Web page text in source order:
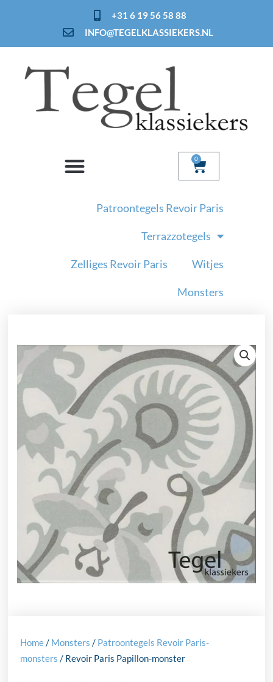
+31 6 19 56 58 88
INFO@TEGELKLASSIEKERS.NL
0
Patroontegels Revoir Paris
Terrazzotegels
Zelliges Revoir Paris Witjes
Monsters
Home/ Monsters / Patroontegels Revoir Paris-
monsters / Revoir Paris Papillon-monster